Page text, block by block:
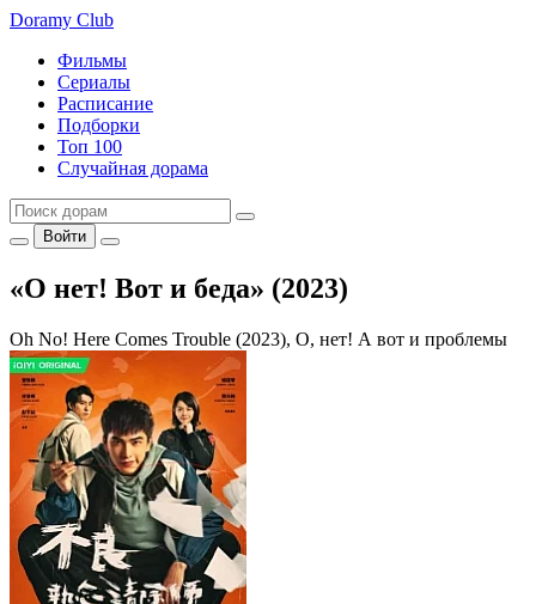
Doramy Club
Фильмы
Сериалы
Расписание
Подборки
Топ 100
Случайная дорама
Войти
«О нет! Вот и беда» (2023)
Oh No! Here Comes Trouble (2023), О, нет! А вот и проблемы